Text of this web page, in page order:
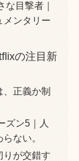
な目撃者｜
メンタリー
の注目新
、正義か制
ズン5｜人
ない。
りが交錯す